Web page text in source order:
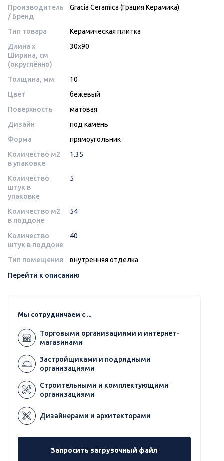
Производитель
/ Бренд
Gracia Ceramica (Грация Керамика)
Тип товара
Керамическая плитка
Длина x
Ширина, см
(округлённо)
30x90
Толщина, мм
10
Цвет
бежевый
Поверхность
матовая
Дизайн
под камень
Форма
прямоугольник
Количество м2
в упаковке
1.35
Количество
штук в
упаковке
5
Количество м2
в поддоне
54
Количество
штук в поддоне
40
Тип помещения
внутренняя отделка
Перейти к описанию
Мы сотрудничаем с ...
Торговыми организациями и интернет-
магазинами
Застройщиками и подрядными
организациями
Строительными и комплектующими
организациями
Дизайнерами и архитекторами
Запросить загрузочный файл